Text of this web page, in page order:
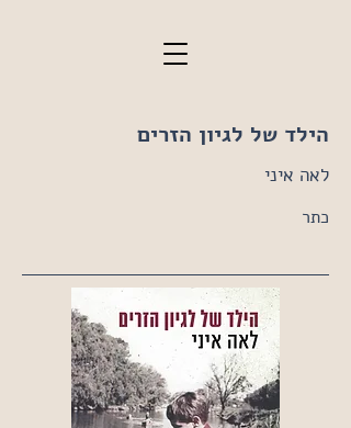
הילד של לגיון הזרים
לאה איני
כתר